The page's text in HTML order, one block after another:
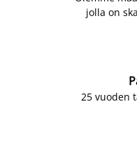
jolla on
25 vuoden